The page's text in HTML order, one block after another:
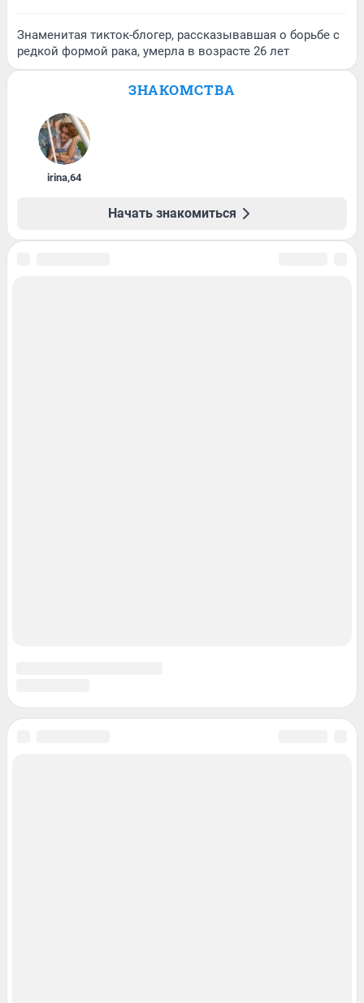
Знаменитая тикток-блогер, рассказывавшая о борьбе с
редкой формой рака, умерла в возрасте 26 лет
ЗНАКОМСТВА
irina,64
Начать знакомиться